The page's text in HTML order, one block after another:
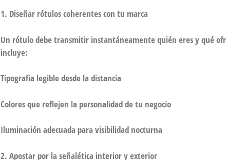
1. Diseñar rótulos coherentes con tu marca
Un rótulo debe transmitir instantáneamente quién eres y qué
incluye:
Tipografía legible desde la distancia
Colores que reflejen la personalidad de tu negocio
Iluminación adecuada para visibilidad nocturna
2. Apostar por la señalética interior y exterior